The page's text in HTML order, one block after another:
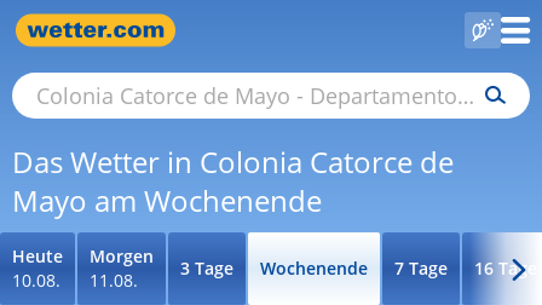
Das Wetter in Colonia Catorce de
Mayo am Wochenende
Heute
10.08.
Morgen
11.08.
3 Tage Wochenende 7 Tage 16 Tage